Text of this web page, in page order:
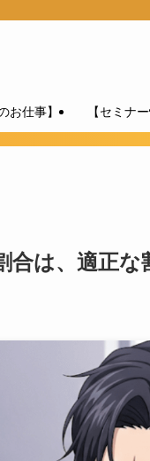
お仕事】 【セミナ
合は、適正